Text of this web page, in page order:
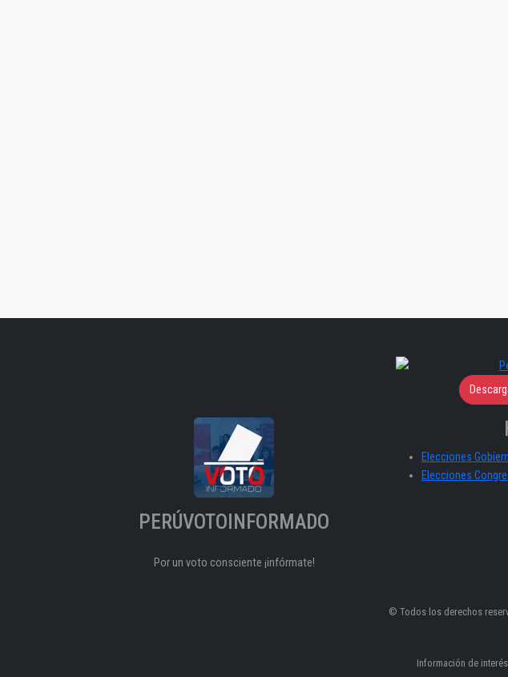
PERÚVOTOINFORMADO
Por un voto consciente ¡infórmate!
Elecciones
Elecciones
© Todos los derechos
Información de